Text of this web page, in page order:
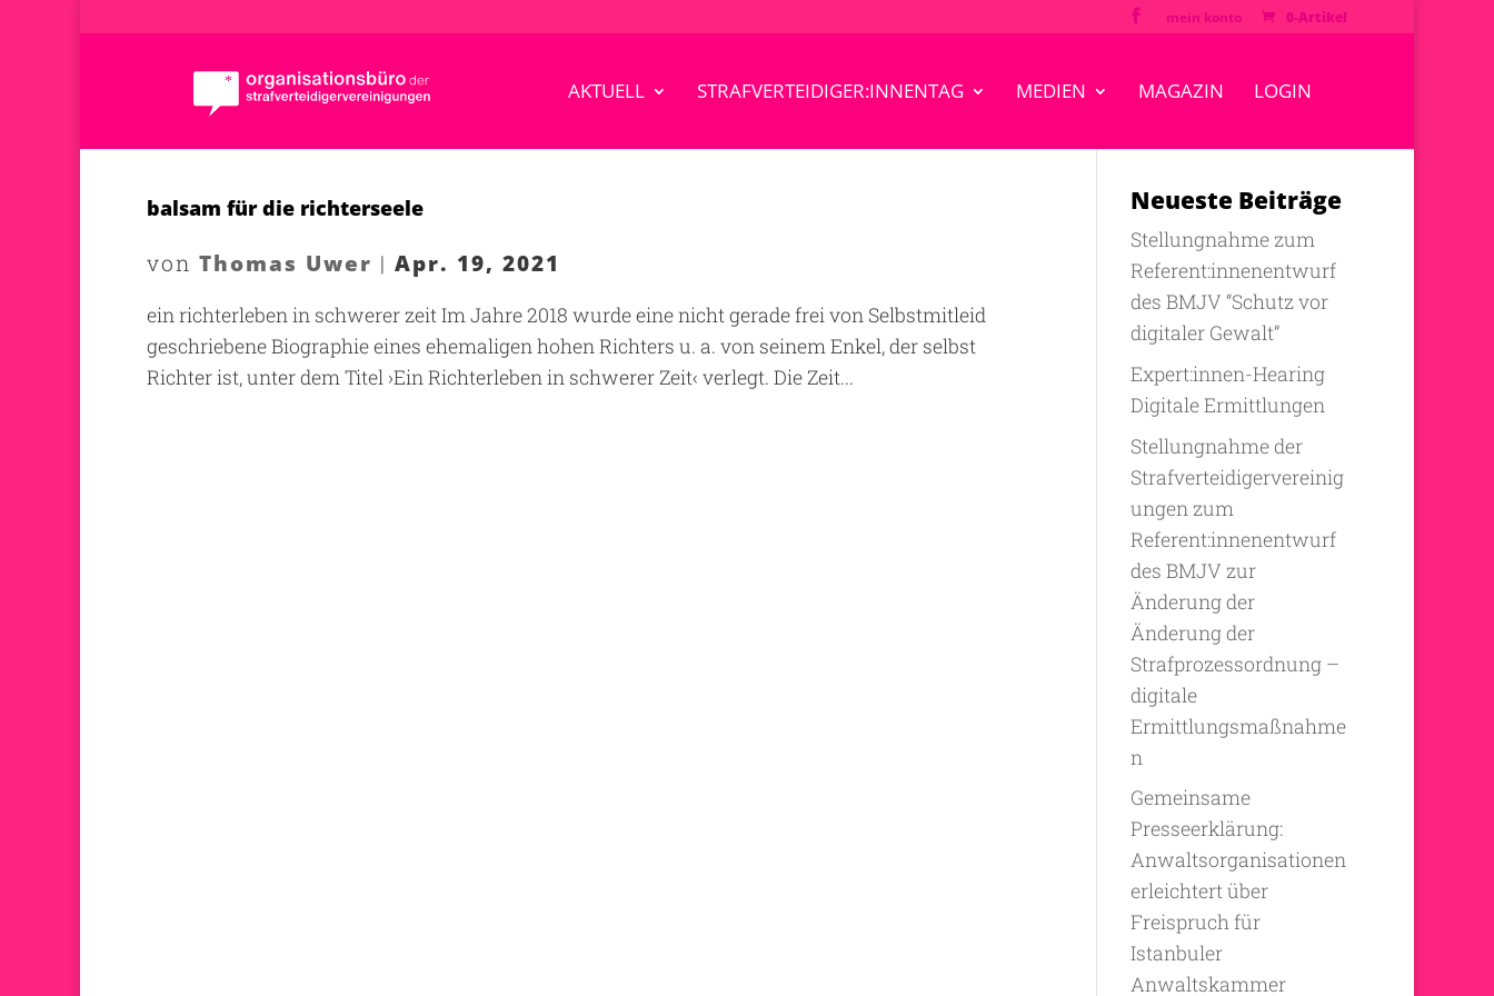
mein konto 0-Artikel
AKTUELL STRAFVERTEIDIGER:INNENTAG MEDIEN MAGAZIN LOGIN
balsam für die richterseele
von Thomas Uwer | Apr. 19, 2021
ein richterleben in schwerer zeit Im Jahre 2018 wurde eine nicht gerade frei von Selbstmitleid
geschriebene Biographie eines ehemaligen hohen Richters u. a. von seinem Enkel, der selbst
Richter ist, unter dem Titel ›Ein Richterleben in schwerer Zeit‹ verlegt. Die Zeit...
Neueste Beiträge
Stellungnahme zum
Referent:innenentwurf
des BMJV “Schutz vor
digitaler Gewalt”
Expert:innen-Hearing
Digitale Ermittlungen
Stellungnahme der
Strafverteidigervereinig
ungen zum
Referent:innenentwurf
des BMJV zur
Änderung der
Änderung der
Strafprozessordnung –
digitale
Ermittlungsmaßnahme
n
Gemeinsame
Presseerklärung:
Anwaltsorganisationen
erleichtert über
Freispruch für
Istanbuler
Anwaltskammer